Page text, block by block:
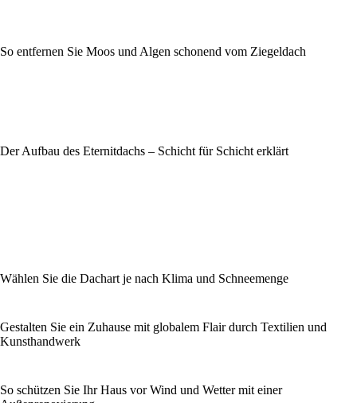
So entfernen Sie Moos und Algen schonend vom Ziegeldach
Der Aufbau des Eternitdachs – Schicht für Schicht erklärt
Wählen Sie die Dachart je nach Klima und Schneemenge
Gestalten Sie ein Zuhause mit globalem Flair durch Textilien und
Kunsthandwerk
So schützen Sie Ihr Haus vor Wind und Wetter mit einer